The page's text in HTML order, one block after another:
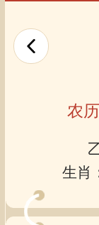
农
生肖